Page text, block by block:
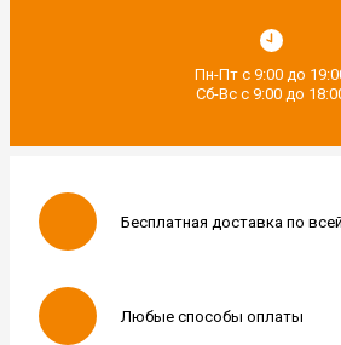
Пн-Пт с 9:00 до
Сб-Вс с 9:00 до
Бесплатная доставка по
Любые способы оплаты